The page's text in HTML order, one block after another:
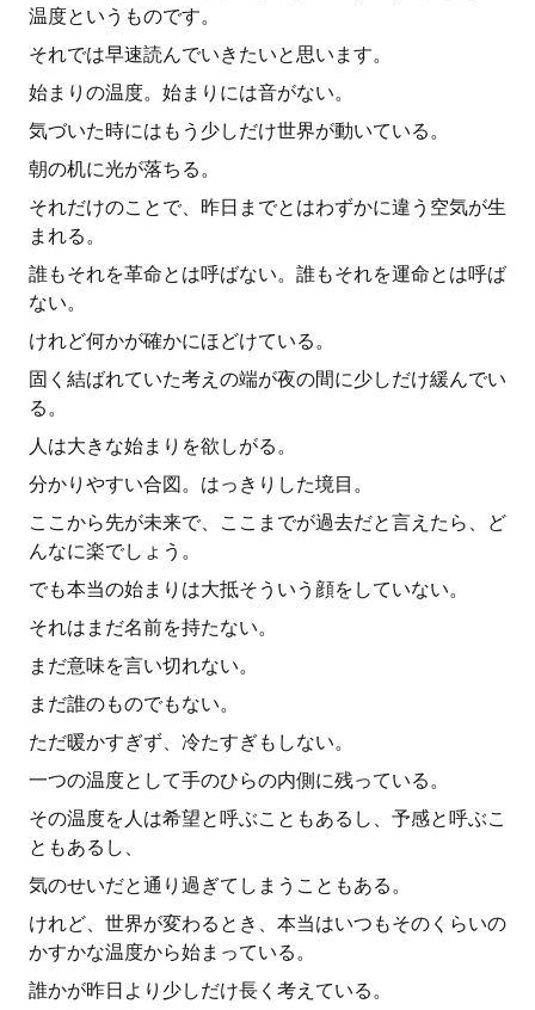
温度というものです。
それでは早速読んでいきたいと思います。
始まりの温度。始まりには音がない。
気づいた時にはもう少しだけ世界が動いている。
朝の机に光が落ちる。
それだけのことで、昨日までとはわずかに違う空気が生
まれる。
誰もそれを革命とは呼ばない。誰もそれを運命とは呼ば
ない。
けれど何かが確かにほどけている。
固く結ばれていた考えの端が夜の間に少しだけ緩んでい
る。
人は大きな始まりを欲しがる。
分かりやすい合図。はっきりした境目。
ここから先が未来で、ここまでが過去だと言えたら、ど
んなに楽でしょう。
でも本当の始まりは大抵そういう顔をしていない。
それはまだ名前を持たない。
まだ意味を言い切れない。
まだ誰のものでもない。
ただ暖かすぎず、冷たすぎもしない。
一つの温度として手のひらの内側に残っている。
その温度を人は希望と呼ぶこともあるし、予感と呼ぶこ
ともあるし、
気のせいだと通り過ぎてしまうこともある。
けれど、世界が変わるとき、本当はいつもそのくらいの
かすかな温度から始まっている。
誰かが昨日より少しだけ長く考えている。